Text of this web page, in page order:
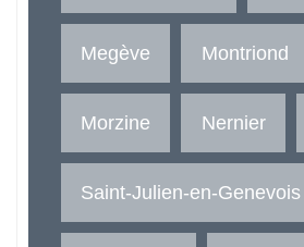
Megève Montriond
Morzine Nernier
Saint-Julien-en-Genevois